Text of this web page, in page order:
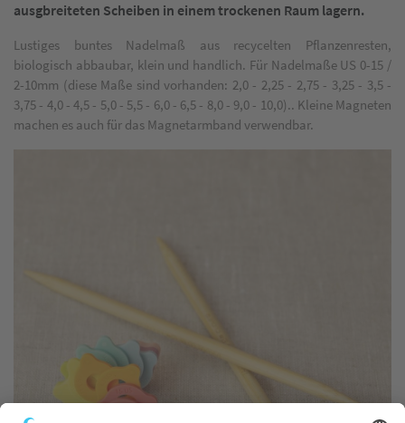
ausgbreiteten Scheiben in einem trockenen Raum lagern.
Lustiges buntes Nadelmaß aus recycelten Pflanzenresten,
biologisch abbaubar, klein und handlich. Für Nadelmaße US 0-15 /
2-10mm (diese Maße sind vorhanden: 2,0 - 2,25 - 2,75 - 3,25 - 3,5 -
3,75 - 4,0 - 4,5 - 5,0 - 5,5 - 6,0 - 6,5 - 8,0 - 9,0 - 10,0).. Kleine Magneten
machen es auch für das Magnetarmband verwendbar.